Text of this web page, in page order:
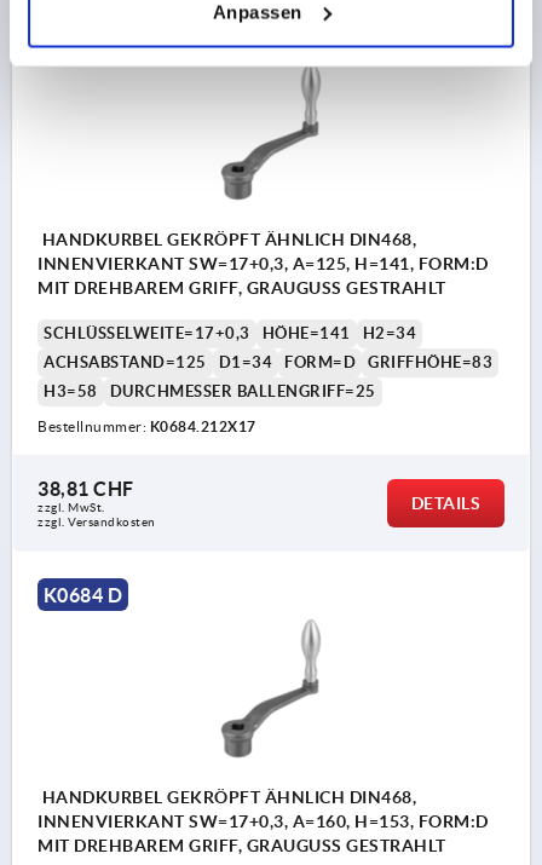
Anpassen
HANDKURBEL GEKRÖPFT ÄHNLICH DIN468,
INNENVIERKANT SW=17+0,3, A=125, H=141, FORM:D
MIT DREHBAREM GRIFF, GRAUGUSS GESTRAHLT
SCHLÜSSELWEITE=17+0,3 HÖHE=141
H2=34
ACHSABSTAND=125
D1=34 FORM=D
GRIFFHÖHE=83
H3=58
DURCHMESSER BALLENGRIFF=25
Bestellnummer: K0684.212X17
38,81 CHF
zzgl. MwSt.
zzgl. Versandkosten
DETAILS
K0684 D
HANDKURBEL GEKRÖPFT ÄHNLICH DIN468,
INNENVIERKANT SW=17+0,3, A=160, H=153, FORM:D
MIT DREHBAREM GRIFF, GRAUGUSS GESTRAHLT